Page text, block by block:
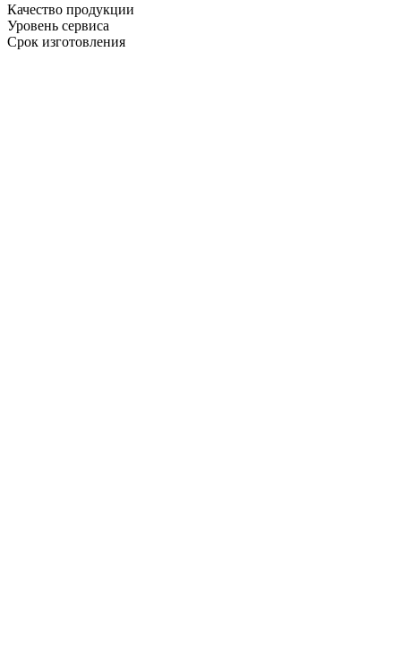
Качество продукции
Уровень сервиса
Срок изготовления